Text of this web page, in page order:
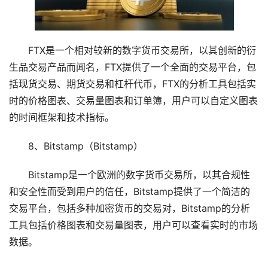
FTX是一个相对较新的数字货币交易所，以其创新的衍
生品交易产品而闻名，FTX提供了一个全面的交易平台，包
括现货交易、期货交易和杠杆代币，FTX的分析工具包括实
时的价格图表、交易量图表和订单簿，用户可以自定义图表
的时间框架和技术指标。
8、Bitstamp（Bitstamp）
Bitstamp是一个欧洲的数字货币交易所，以其合规性
和安全性而受到用户的信任，Bitstamp提供了一个简洁的
交易平台，包括多种加密货币的交易对，Bitstamp的分析
工具包括价格图表和交易量图表，用户可以查看实时的市场
数据。